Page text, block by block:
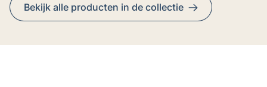
Bekijk alle producten in de collectie